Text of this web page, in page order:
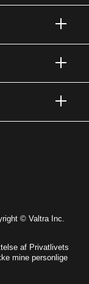
© Valtra Inc.
af Privatlivets
mine personlige